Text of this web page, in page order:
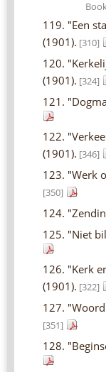
119. "Een
(1901). [310]
120.
(1901). [324]
121.
122.
(1901). [346]
123. "Werk
[350]
124.
125. "Niet
126. "Kerk
(1901). [322]
127.
[351]
128.